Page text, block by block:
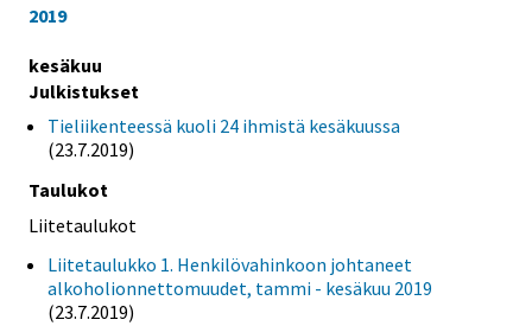
2019
kesäkuu
Julkistukset
Tieliikenteessä kuoli 24 ihmistä kesäkuussa
(23.7.2019)
Taulukot
Liitetaulukot
Liitetaulukko 1. Henkilövahinkoon johtaneet
alkoholionnettomuudet, tammi - kesäkuu 2019
(23.7.2019)